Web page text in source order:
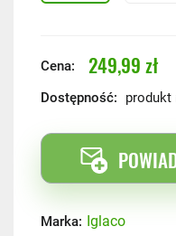
Cena: 249,99 zł
Dostępność: produkt
Marka: Iglaco